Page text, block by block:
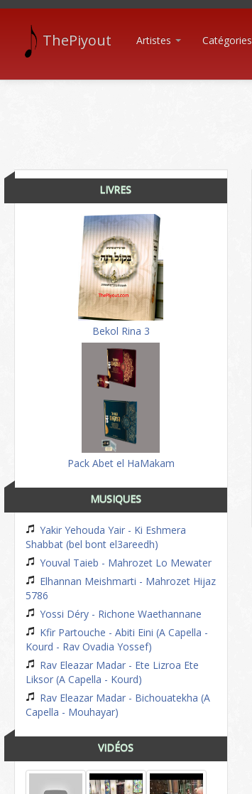
ThePiyout Artistes Catégories
LIVRES
Bekol Rina 3
Pack Abet el HaMakam
MUSIQUES
Yakir Yehouda Yair - Ki Eshmera
Shabbat (bel bont el3areedh)
Youval Taieb - Mahrozet Lo Mewater
Elhannan Meishmarti - Mahrozet Hijaz
5786
Yossi Déry - Richone Waethannane
Kfir Partouche - Abiti Eini (A Capella -
Kourd - Rav Ovadia Yossef)
Rav Eleazar Madar - Ete Lizroa Ete
Liksor (A Capella - Kourd)
Rav Eleazar Madar - Bichouatekha (A
Capella - Mouhayar)
VIDÉOS